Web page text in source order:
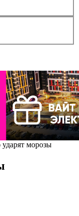
ударят морозы